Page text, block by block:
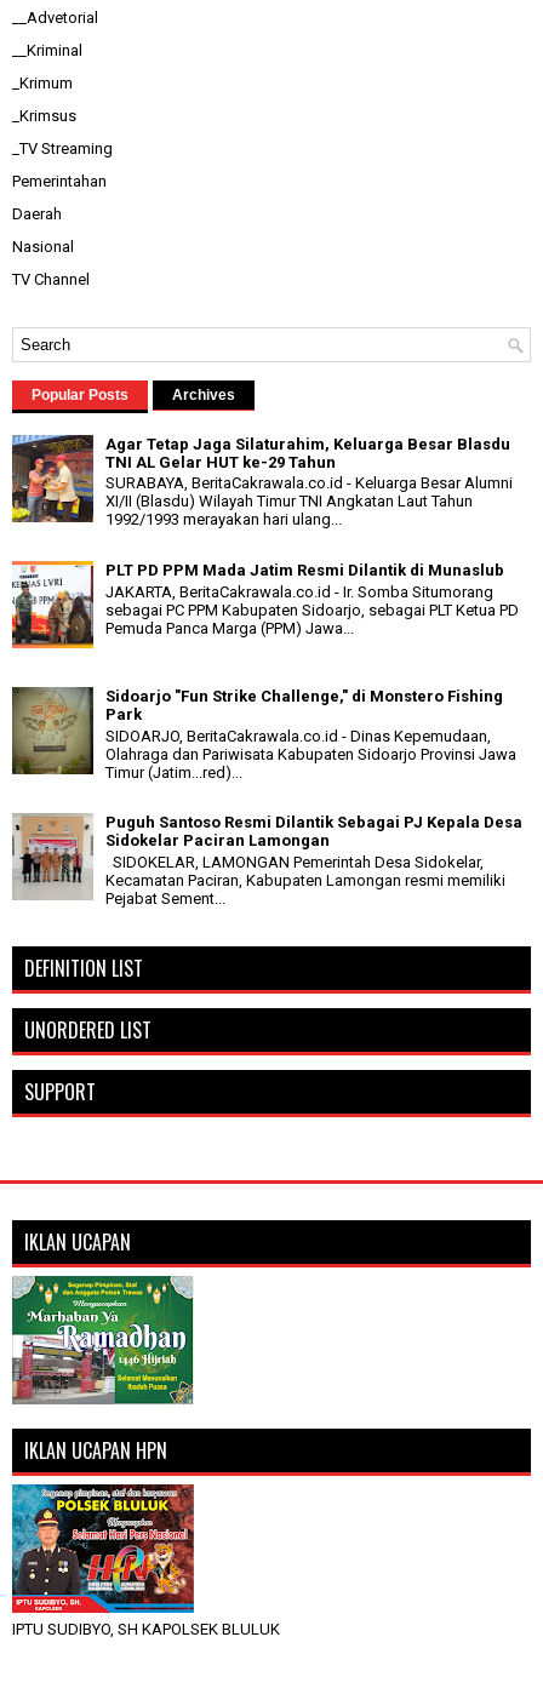
__Advetorial
__Kriminal
_Krimum
_Krimsus
_TV Streaming
Pemerintahan
Daerah
Nasional
TV Channel
Popular Posts Archives
Agar Tetap Jaga Silaturahim, Keluarga Besar Blasdu
TNI AL Gelar HUT ke-29 Tahun
SURABAYA, BeritaCakrawala.co.id - Keluarga Besar Alumni
XI/II (Blasdu) Wilayah Timur TNI Angkatan Laut Tahun
1992/1993 merayakan hari ulang...
PLT PD PPM Mada Jatim Resmi Dilantik di Munaslub
JAKARTA, BeritaCakrawala.co.id - Ir. Somba Situmorang
sebagai PC PPM Kabupaten Sidoarjo, sebagai PLT Ketua PD
Pemuda Panca Marga (PPM) Jawa...
Sidoarjo "Fun Strike Challenge," di Monstero Fishing
Park
SIDOARJO, BeritaCakrawala.co.id - Dinas Kepemudaan,
Olahraga dan Pariwisata Kabupaten Sidoarjo Provinsi Jawa
Timur (Jatim...red)...
Puguh Santoso Resmi Dilantik Sebagai PJ Kepala Desa
Sidokelar Paciran Lamongan
SIDOKELAR, LAMONGAN Pemerintah Desa Sidokelar,
Kecamatan Paciran, Kabupaten Lamongan resmi memiliki
Pejabat Sement...
DEFINITION LIST
UNORDERED LIST
SUPPORT
IKLAN UCAPAN
IKLAN UCAPAN HPN
IPTU SUDIBYO, SH KAPOLSEK BLULUK